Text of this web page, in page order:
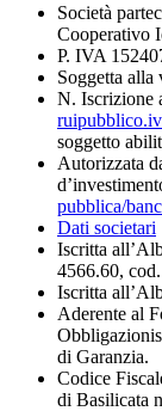
Società
Cooperativo
P. IVA
Soggetta
N. Iscrizione
soggetto
Autorizzata
pubblica/
Dati societari
Iscritta
4566.60,
Iscritta
Aderente al
di Garanzia.
Codice
di Basilicata